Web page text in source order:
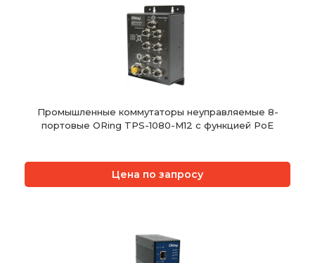
Промышленные коммутаторы неуправляемые 8-
портовые ORing TPS-1080-M12 с функцией PoE
Цена по запросу